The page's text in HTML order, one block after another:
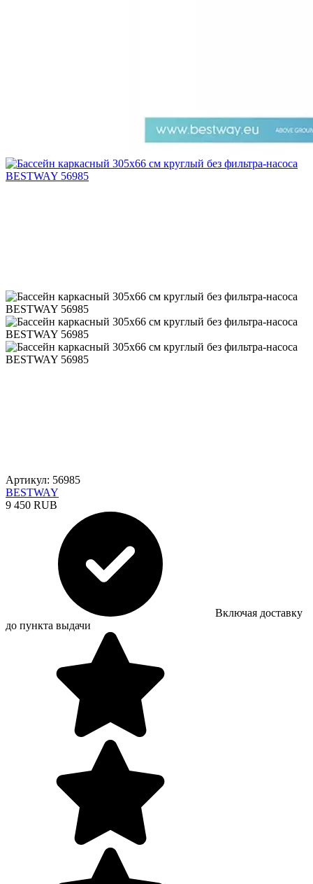
Артикул: 56985
BESTWAY
9 450 RUB
Включая доставку
до пункта выдачи